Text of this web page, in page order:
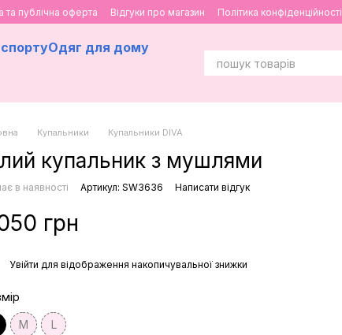
та публічна оферта Відгуки про магазин Політика конфіденційності
Одяг для дому
Купальники Купальники DIVA
купальник з мушлями
в наявності Артикул: SW3636 Написати відгук
грн
Увійти для відображення накопичувальної знижки
M L